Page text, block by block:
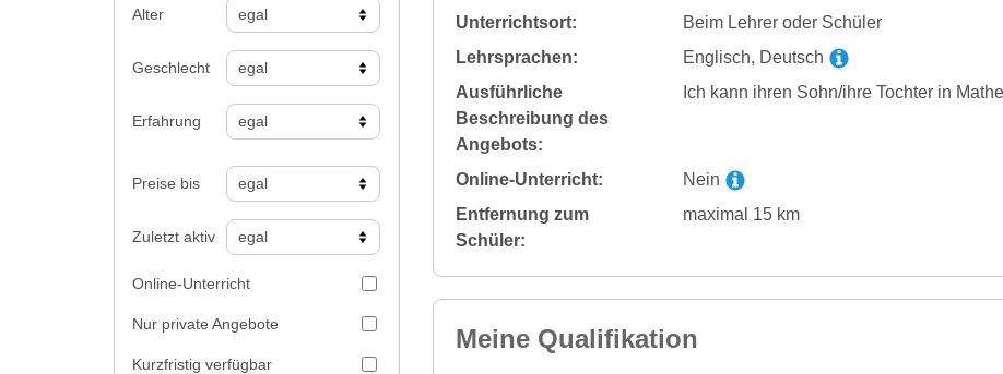
Alter
Geschlecht
Erfahrung
Preise bis
Zuletzt aktiv
Online-Unterricht
Nur private Angebote
Kurzfristig verfügbar
Unterrichtsort:
Beim Lehrer oder Schüler
Lehrsprachen:
Englisch, Deutsch
Ausführliche
Beschreibung des
Angebots:
Ich kann ihren Sohn/ihre Tochter in
Online-Unterricht:
Nein
Entfernung zum
Schüler:
maximal 15 km
Meine Qualifikation